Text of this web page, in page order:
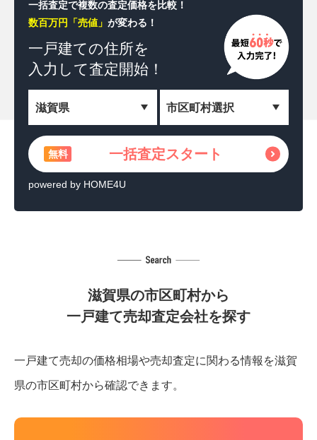
無料 一括査定スタート
＼相続した土地を収益化！／
無料 土地活用の方法を見る
powered by HOME4U
一括査定で複数の査定価格を比較！
数百万円「売値」 が変わる！
一戸建ての住所を
入力して査定開始！
無料 一括査定スタート
powered by HOME4U
滋賀県の市区町村から
一戸建て売却査定会社を探す
一戸建て売却の価格相場や売却査定に関わる情報を滋賀
県の市区町村から確認できます。